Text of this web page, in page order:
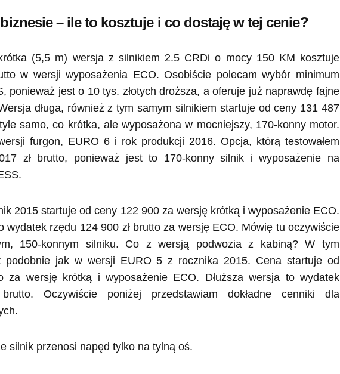
– ile to kosztuje i co dostaję w tej cenie?
(5,5 m) wersja z silnikiem 2.5 CRDi o mocy 150 KM kosztuje
w wersji wyposażenia ECO. Osobiście polecam wybór minimum
ponieważ jest o 10 tys. złotych droższa, a oferuje już naprawdę fajne
długa, również z tym samym silnikiem startuje od ceny 131 487
samo, co krótka, ale wyposażona w mocniejszy, 170-konny motor.
furgon, EURO 6 i rok produkcji 2016. Opcja, którą testowałem
zł brutto, ponieważ jest to 170-konny silnik i wyposażenie na
2015 startuje od ceny 122 900 za wersję krótką i wyposażenie ECO.
wydatek rzędu 124 900 zł brutto za wersję ECO. Mówię tu oczywiście
150-konnym silniku. Co z wersją podwozia z kabiną? W tym
podobnie jak w wersji EURO 5 z rocznika 2015. Cena startuje od
za wersję krótką i wyposażenie ECO. Dłuższa wersja to wydatek
Oczywiście poniżej przedstawiam dokładne cenniki dla
silnik przenosi napęd tylko na tylną oś.